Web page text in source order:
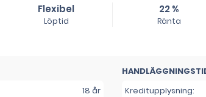
Flexibel
Löptid
22 %
Ränta
18 år
Kreditupplysning: